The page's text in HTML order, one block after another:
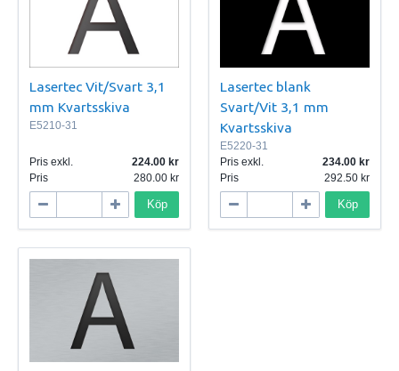
Lasertec Vit/Svart 3,1
mm Kvartsskiva
E5210-31
Pris exkl.
224.00
Pris
280.00
Köp
Lasertec blank
Svart/Vit 3,1 mm
Kvartsskiva
E5220-31
Pris exkl.
234.00
Pris
292.50
Köp